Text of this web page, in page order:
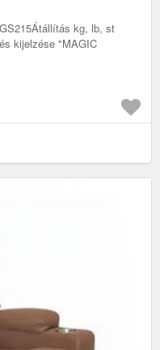
kg, lb, st
kijelzése "MAGIC